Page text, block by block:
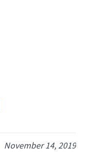
November 14, 2019